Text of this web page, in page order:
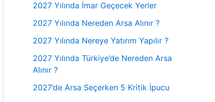
2027 Yılında İmar Geçecek Yerler
2027 Yılında Nereden Arsa Alınır ?
2027 Yılında Nereye Yatırım Yapılır ?
2027 Yılında Türkiye’de Nereden Arsa
Alınır ?
2027’de Arsa Seçerken 5 Kritik İpucu